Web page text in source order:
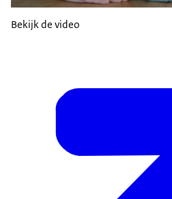
Bekijk de video